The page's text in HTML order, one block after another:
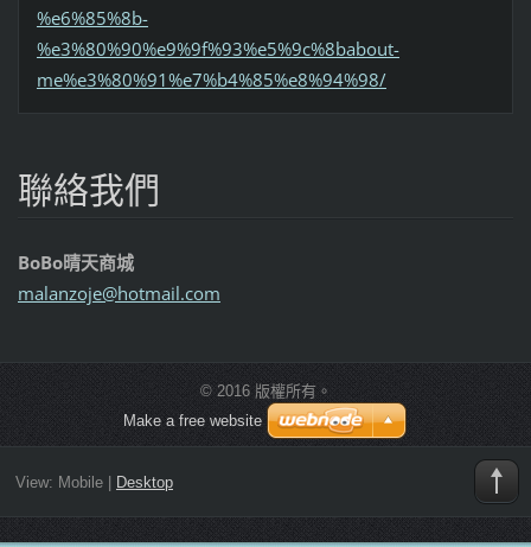
%e6%85%8b-
%e3%80%90%e9%9f%93%e5%9c%8babout-
me%e3%80%91%e7%b4%85%e8%94%98/
聯絡我們
BoBo晴天商城
malanzoje@hotmail.com
© 2016 版權所有。
Make a free website
View: Mobile| Desktop